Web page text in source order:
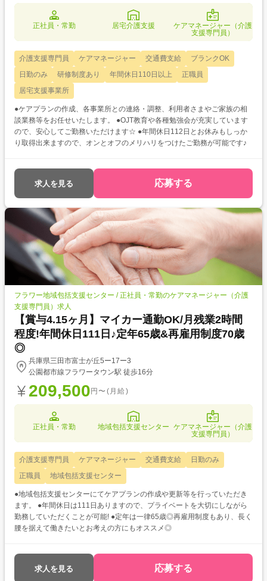
正社員・常勤 居宅介護支援
ケアマネージャー（介護
支援専門員）
介護支援専門員 ケアマネージャー 交通費支給
ブランクOK
日勤のみ
研修制度あり 年間休日110日以上
正職員
居宅支援事業所
●ケアプランの作成、各事業所との連絡・調整、利用者さまやご家族の相
談業務等をお任せいたします。 ●OJT教育や各種勉強会が充実しています
ので、安心してご勤務いただけます☆ ●年間休日112日とお休みもしっか
り取得出来ますので、オンとオフのメリハリをつけたご勤務が可能です♪
求人を見る 応募する
フラワー地域包括支援センター / 正社員・常勤のケアマネージャー（介護
支援専門員）求人
【賞与4.15ヶ月】マイカー通勤OK/月残業2時間
程度!年間休日111日♪定年65歳&再雇用制度70歳
◎
兵庫県三田市富士が丘5ー17ー3
公園都市線フラワータウン駅 徒歩16分
209,500 円〜(月給)
正社員・常勤 地域包括支援センター ケアマネージャー（介護
支援専門員）
介護支援専門員 ケアマネージャー 交通費支給
日勤のみ
正職員
地域包括支援センター
●地域包括支援センターにてケアプランの作成や更新等を行っていただき
ます。 ●年間休日は111日ありますので、プライベートを大切にしながら
勤務していただくことが可能! ●定年は一律65歳◎再雇用制度もあり、長く
腰を据えて働きたいとお考えの方にもオススメ◎
求人を見る 応募する